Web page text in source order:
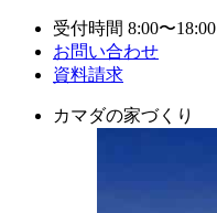
受付時間 8:00〜18:00
お問い合わせ
資料請求
カマダの家づくり